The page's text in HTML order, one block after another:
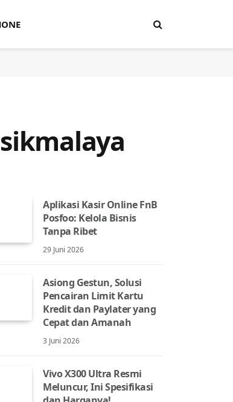
Aplikasi Kasir Online FnB
Posfoo: Kelola Bisnis
Tanpa Ribet
29 Juni 2026
Asiong Gestun, Solusi
Pencairan Limit Kartu
Kredit dan Paylater yang
Cepat dan Amanah
3 Juni 2026
Vivo X300 Ultra Resmi
Meluncur, Ini Spesifikasi